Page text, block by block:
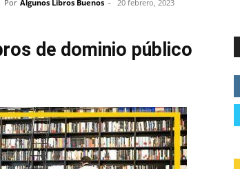
Por Algunos Libros Buenos - 20 febrero, 2023
de dominio público